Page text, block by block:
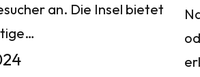
an. Die Insel bietet